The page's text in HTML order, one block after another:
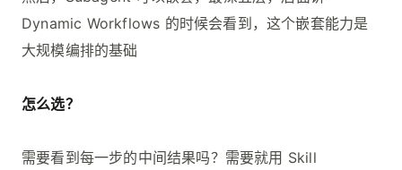
Dynamic Workflows 的时候会看到，这个嵌套能力是
大规模编排的基础
怎么选？
需要看到每一步的中间结果吗？需要就用 Skill